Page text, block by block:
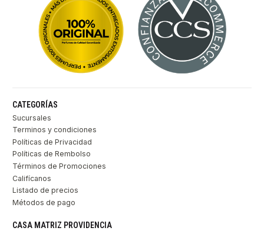
CATEGORÍAS
Sucursales
Terminos y condiciones
Políticas de Privacidad
Políticas de Rembolso
Términos de Promociones
Califícanos
Listado de precios
Métodos de pago
CASA MATRIZ PROVIDENCIA